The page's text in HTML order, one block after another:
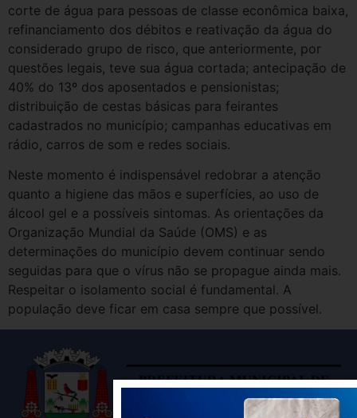
corte de água para pessoas de classe econômica baixa,
refinanciamento dos débitos e reativação da água do
considerado grupo de risco, que anteriormente, por
questões legais, teve sua água cortada; antecipação de
40% do 13º dos aposentados e pensionistas;
distribuição de cestas básicas para feirantes
cadastrados no município; campanhas educativas em
rádio, carros de som e redes sociais.
Neste momento é indispensável redobrar a atenção
quanto a higiene das mãos e superfícies, ao uso de
álcool gel e a possíveis sintomas. As orientações da
Organização Mundial da Saúde (OMS) e as
determinações do município devem continuar sendo
seguidas para que o vírus não se propague ainda mais.
Respeitar o isolamento social é fundamental. A
população deve ficar em casa sempre que possível.